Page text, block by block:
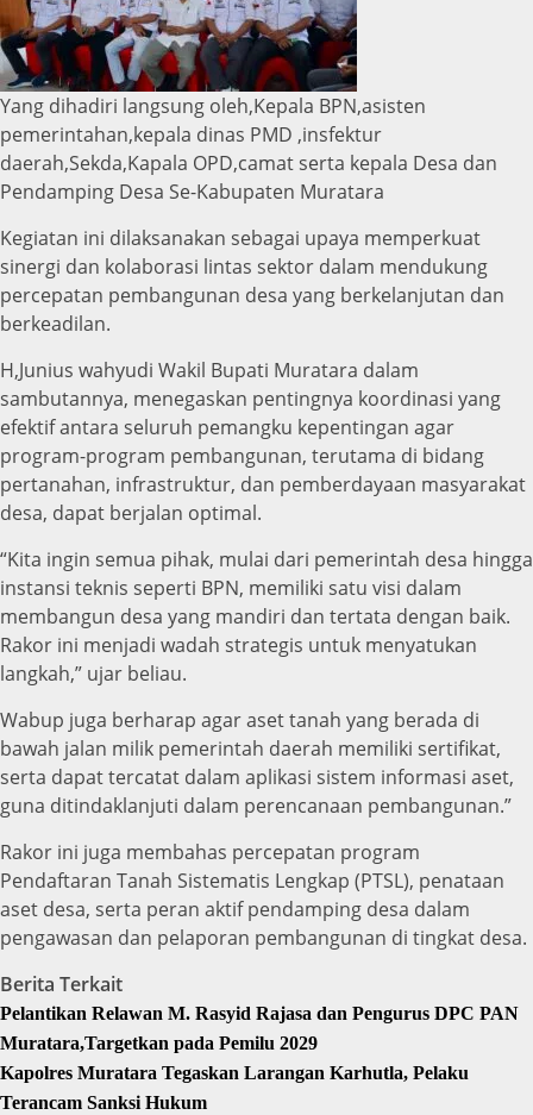
Yang dihadiri langsung oleh,Kepala BPN,asisten
pemerintahan,kepala dinas PMD ,insfektur
daerah,Sekda,Kapala OPD,camat serta kepala Desa dan
Pendamping Desa Se-Kabupaten Muratara
Kegiatan ini dilaksanakan sebagai upaya memperkuat
sinergi dan kolaborasi lintas sektor dalam mendukung
percepatan pembangunan desa yang berkelanjutan dan
berkeadilan.
H,Junius wahyudi Wakil Bupati Muratara dalam
sambutannya, menegaskan pentingnya koordinasi yang
efektif antara seluruh pemangku kepentingan agar
program-program pembangunan, terutama di bidang
pertanahan, infrastruktur, dan pemberdayaan masyarakat
desa, dapat berjalan optimal.
“Kita ingin semua pihak, mulai dari pemerintah desa hingga
instansi teknis seperti BPN, memiliki satu visi dalam
membangun desa yang mandiri dan tertata dengan baik.
Rakor ini menjadi wadah strategis untuk menyatukan
langkah,” ujar beliau.
Wabup juga berharap agar aset tanah yang berada di
bawah jalan milik pemerintah daerah memiliki sertifikat,
serta dapat tercatat dalam aplikasi sistem informasi aset,
guna ditindaklanjuti dalam perencanaan pembangunan.”
Rakor ini juga membahas percepatan program
Pendaftaran Tanah Sistematis Lengkap (PTSL), penataan
aset desa, serta peran aktif pendamping desa dalam
pengawasan dan pelaporan pembangunan di tingkat desa.
Berita Terkait
Pelantikan Relawan M. Rasyid Rajasa dan Pengurus DPC PAN
Muratara,Targetkan pada Pemilu 2029
Kapolres Muratara Tegaskan Larangan Karhutla, Pelaku
Terancam Sanksi Hukum